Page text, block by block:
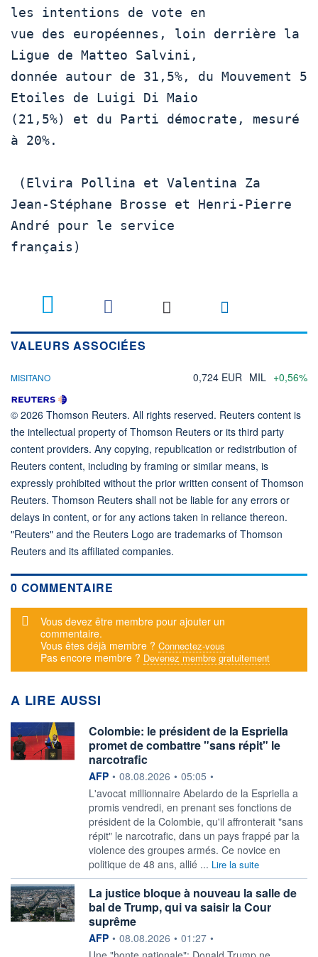
les intentions de vote en
vue des européennes, loin derrière la
Ligue de Matteo Salvini,
donnée autour de 31,5%, du Mouvement 5
Etoiles de Luigi Di Maio
(21,5%) et du Parti démocrate, mesuré
à 20%.
Jean-Stéphane Brosse et Henri-Pierre
André pour le service
français)
VALEURS ASSOCIÉES
MISITANO 0,724 EUR MIL +0,56%
© 2026 Thomson Reuters. All rights reserved. Reuters content is
the intellectual property of Thomson Reuters or its third party
content providers. Any copying, republication or redistribution of
Reuters content, including by framing or similar means, is
expressly prohibited without the prior written consent of Thomson
Reuters. Thomson Reuters shall not be liable for any errors or
delays in content, or for any actions taken in reliance thereon.
"Reuters" and the Reuters Logo are trademarks of Thomson
Reuters and its affiliated companies.
0 COMMENTAIRE
Message d'alerte
Vous devez être membre pour ajouter un
commentaire.
Vous êtes déjà membre ? Connectez-vous
Pas encore membre ? Devenez membre gratuitement
A LIRE AUSSI
Colombie: le président de la Espriella
promet de combattre "sans répit" le
narcotrafic
information fournie par
AFP • 08.08.2026 • 05:05 •
L'avocat millionnaire Abelardo de la Espriella a
promis vendredi, en prenant ses fonctions de
président de la Colombie, qu'il affronterait "sans
répit" le narcotrafic, dans un pays frappé par la
violence des groupes armés. Ce novice en
politique de 48 ans, allié ... Lire la suite
La justice bloque à nouveau la salle de
bal de Trump, qui va saisir la Cour
suprême
information fournie par
AFP • 08.08.2026 • 01:27 •